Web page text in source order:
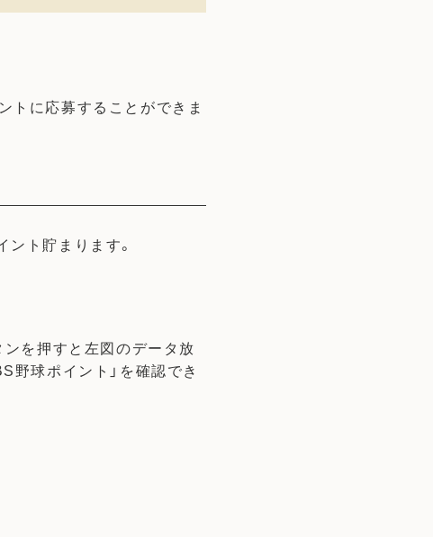
トに応募することができま
ト貯まります。
を押すと左図のデータ放
野球ポイント」を確認でき